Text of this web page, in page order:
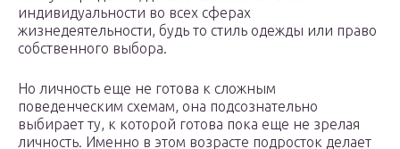
индивидуальности во всех сферах
жизнедеятельности, будь то стиль одежды или право
собственного выбора.
Но личность еще не готова к сложным
поведенческим схемам, она подсознательно
выбирает ту, к которой готова пока еще не зрелая
личность. Именно в этом возрасте подросток делает